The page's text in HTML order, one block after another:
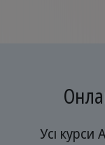
Усі курси